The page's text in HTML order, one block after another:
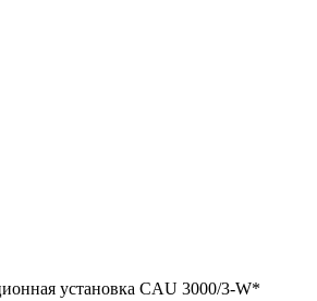
установка CAU 3000/3-W*